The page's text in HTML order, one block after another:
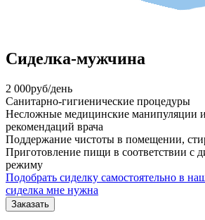
Сиделка-мужчина
2 000руб/день
Санитарно-гигиенические процедуры
Несложные медицинские манипуляции
рекомендаций врача
Поддержание чистоты в помещении,
Приготовление пищи в соответствии с
режиму
Подобрать сиделку самостоятельно в
сиделка мне нужна
Заказать